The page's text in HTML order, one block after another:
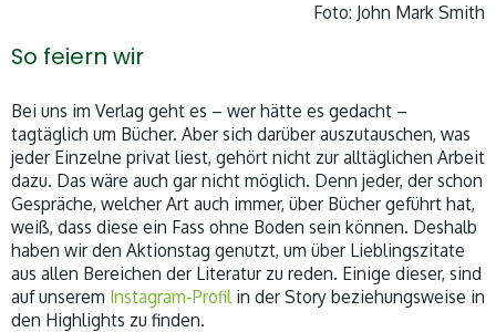
Foto: John Mark Smith
So feiern wir
Bei uns im Verlag geht es – wer hätte es gedacht –
tagtäglich um Bücher. Aber sich darüber auszutauschen, was
jeder Einzelne privat liest, gehört nicht zur alltäglichen Arbeit
dazu. Das wäre auch gar nicht möglich. Denn jeder, der schon
Gespräche, welcher Art auch immer, über Bücher geführt hat,
weiß, dass diese ein Fass ohne Boden sein können. Deshalb
haben wir den Aktionstag genutzt, um über Lieblingszitate
aus allen Bereichen der Literatur zu reden. Einige dieser, sind
auf unserem Instagram-Profil in der Story beziehungsweise in
den Highlights zu finden.